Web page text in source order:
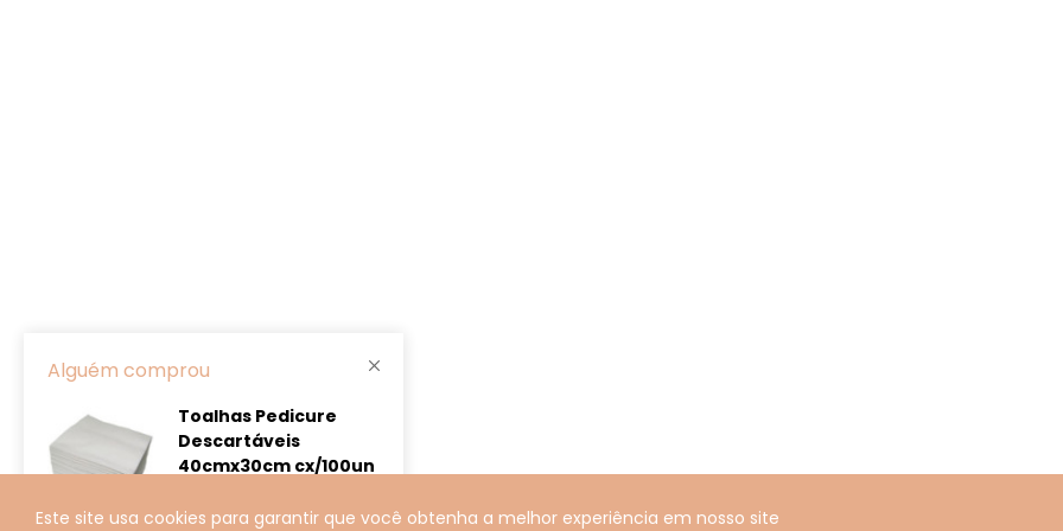
Alguém comprou
Toalhas Pedicure
Descartáveis
40cmx30cm cx/100un
Este site usa cookies para garantir que você obtenha a melhor experiência em nosso site